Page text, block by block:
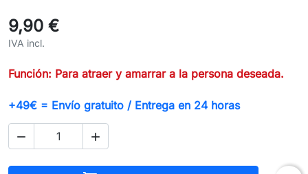
9,90 €
IVA incl.
Función: Para atraer y amarrar a la persona deseada.
+49€ = Envío gratuito / Entrega en 24 horas
 